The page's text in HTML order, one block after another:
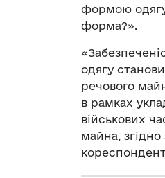
формою одягу
форма?».
одягу
речового
в рамках
військових
майна,